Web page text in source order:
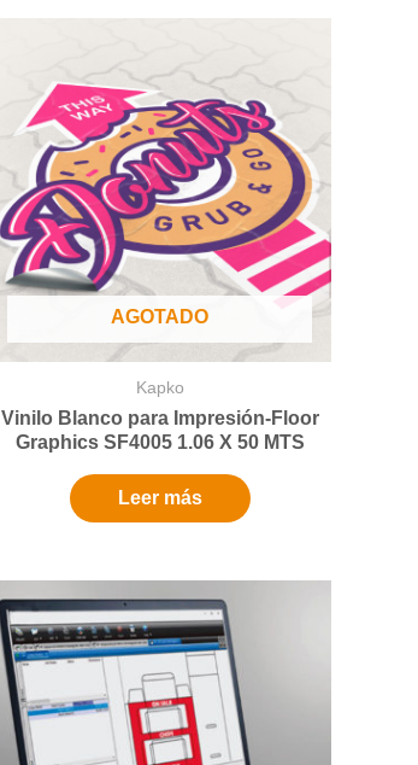
AGOTADO
Kapko
Vinilo Blanco para Impresión-Floor
Graphics SF4005 1.06 X 50 MTS
Leer más